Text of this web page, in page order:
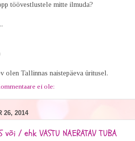
töövestlustele mitte ilmuda?
olen Tallinnas naistepäeva üritusel.
ei ole:
26, 2014
või / ehk VASTU NAERATAV TUBA